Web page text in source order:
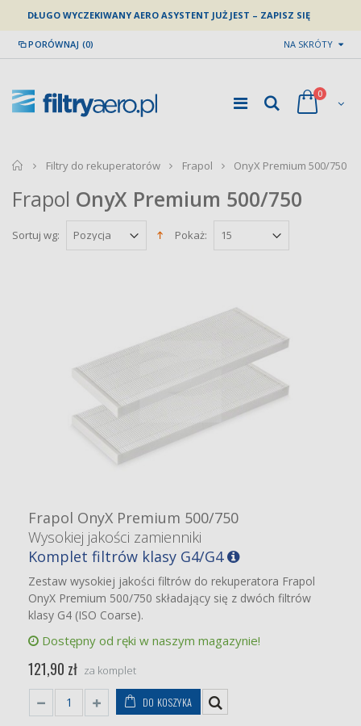
DŁUGO WYCZEKIWANY AERO ASYSTENT JUŻ JEST – ZAPISZ SIĘ
PORÓWNAJ (0) NA SKRÓTY
0
home
Filtry do rekuperatorów Frapol OnyX Premium 500/750
Frapol OnyX Premium 500/750
Sortuj wg: Pokaż:
Frapol OnyX Premium 500/750
Wysokiej jakości zamienniki
Komplet filtrów klasy G4/G4
Zestaw wysokiej jakości filtrów do rekuperatora Frapol
OnyX Premium 500/750 składający się z dwóch filtrów
klasy G4 (ISO Coarse).
Dostępny od ręki w naszym magazynie!
121,90 zł za komplet
DO KOSZYKA